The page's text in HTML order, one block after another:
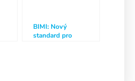
BIMI: Nový
standard pro